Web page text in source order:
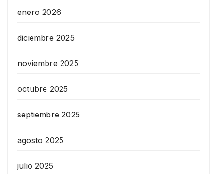
enero 2026
diciembre 2025
noviembre 2025
octubre 2025
septiembre 2025
agosto 2025
julio 2025